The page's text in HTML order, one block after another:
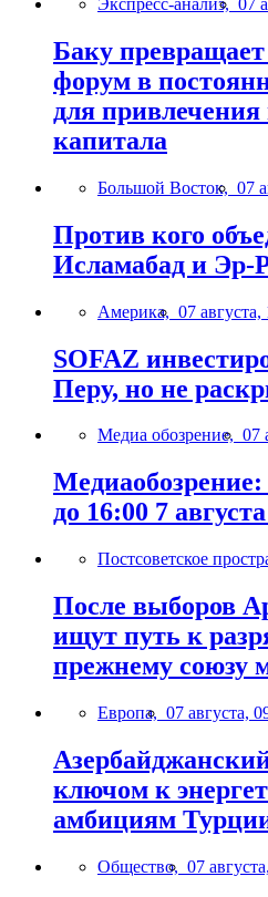
Экспресс-анализ, 07
Баку
форум в
для привлечения
капитала
Большой Восток, 07
Против кого
Исламабад и Эр-
Америка, 07 августа,
SOFAZ
Перу, но не
Медиа обозрение, 07
Медиаобозрение:
до 16:00 7
Постсоветское
После выборов
ищут путь к
прежнему союзу
Европа, 07 августа,
ключом к
амбициям
Общество, 07